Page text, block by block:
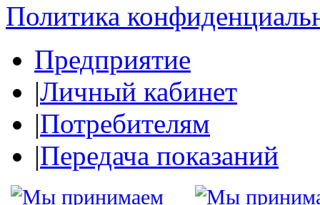
Политика
Предприятие
|Личный кабинет
|Потребителям
|Передача показаний